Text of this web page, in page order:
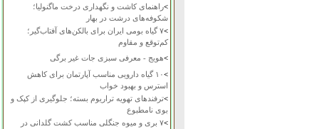
>راهنمای کاشت و نگهداری درخت ماگنولیا؛
شکوفه‌های درشت در بهار
>
۷ گیاه بومی ایران برای بالکن‌های آفتاب‌گیر؛
کم‌توقع و مقاوم
>هویج - معرفی سبزی جات غیر برگی
>
۱۰ گیاه دارویی مناسب آپارتمان برای کاهش
استرس و بهبود خواب
>ترفندهای تهویه تراریوم بسته؛ جلوگیری از کپک و
بوی نامطبوع
>
۷ بری و میوه جنگلی مناسب کشت گلدانی در